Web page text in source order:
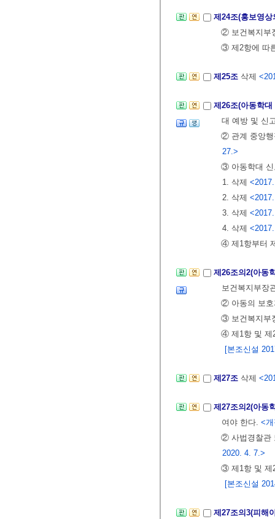
제24조(홍보영
② 보건복지부
③ 제2항에 따
제25조 삭제
제26조(아동학
대 예방 및 신
② 관계 중앙행
27.>
③ 아동학대 신
1. 삭제
2. 삭제
3. 삭제
4. 삭제
④ 제1항부터
제26조의2(아동
보건복지부장
② 아동의 보호
③ 보건복지부
④ 제1항 및 제
[본조신설
제27조 삭제
제27조의2(아동
여야 한다. <
② 사법경찰관
2020. 4. 7.>
③ 제1항 및 제
[본조신설
제27조의3(피해